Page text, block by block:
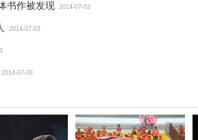
书作被发现 2014-07-03
2014-07-03
2014-07-03